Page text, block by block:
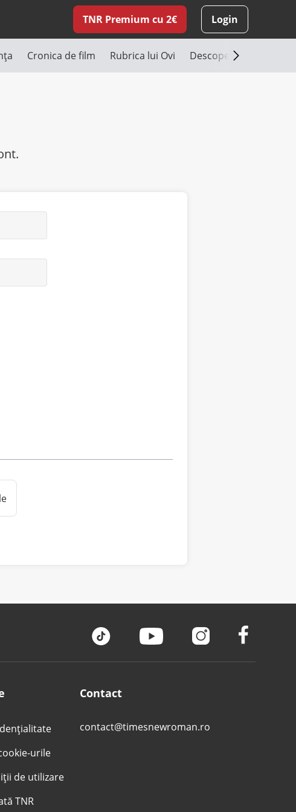
TNR Premium cu 2€ Login
Cronica de film Rubrica lui Ovi Descoperă România
urile
de utilizare
TNR
Contact
contact@timesnewroman.ro